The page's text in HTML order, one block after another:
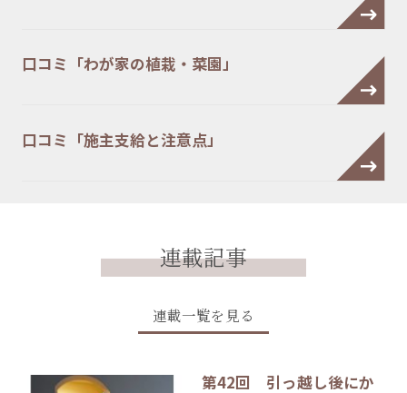
口コミ「わが家の植栽・菜園」
口コミ「施主支給と注意点」
連載記事
連載一覧を見る
第42回 引っ越し後にか